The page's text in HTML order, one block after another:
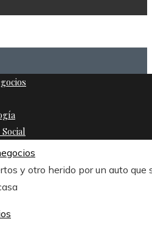
y otro herido por un auto que